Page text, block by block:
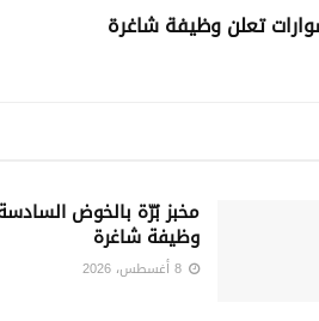
تعلن وظيفة شاغرة
مخبز بُرّة بالخوض
وظيفة شاغرة